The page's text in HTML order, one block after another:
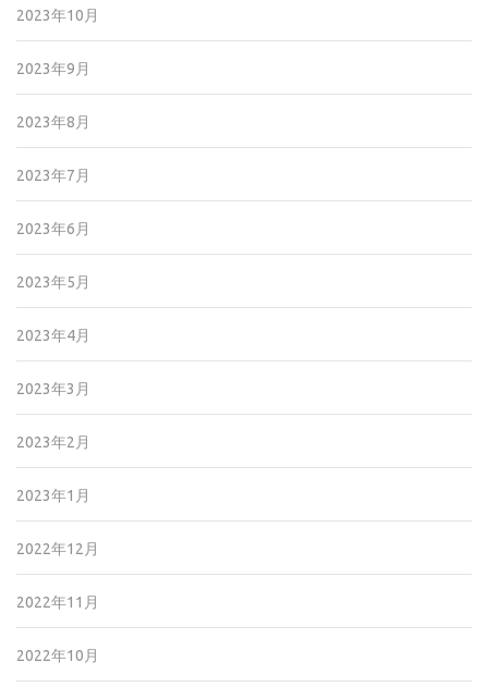
2023年10月
2023年9月
2023年8月
2023年7月
2023年6月
2023年5月
2023年4月
2023年3月
2023年2月
2023年1月
2022年12月
2022年11月
2022年10月